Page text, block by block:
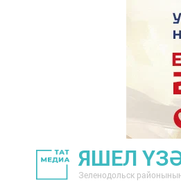
ЯШЕЛ
Зеленодольск